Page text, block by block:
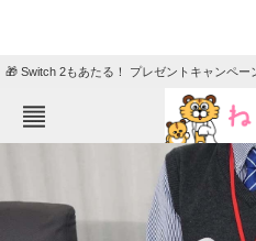
🎁 Switch 2もあたる！ プレゼントキャンペー